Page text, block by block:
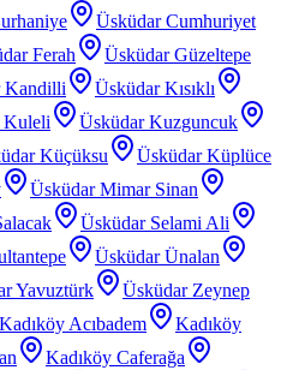
Üsküdar Cumhuriyet
Ferah
Üsküdar Güzeltepe
Kandilli
Üsküdar Kısıklı
Kuleli
Üsküdar Kuzguncuk
Küçüksu
Üsküdar Küplüce
Üsküdar Mimar Sinan
Üsküdar Selami Ali
Üsküdar Ünalan
Yavuztürk
Üsküdar Zeynep
Kadıköy Acıbadem
Kadıköy
Kadıköy Caferağa